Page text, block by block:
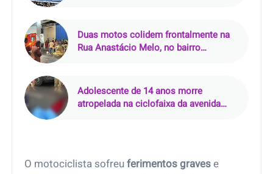
Duas motos colidem frontalmente na
Rua Anastácio Melo, no bairro
Adolescente de 14 anos morre
atropelada na ciclofaixa da avenida
O motociclista sofreuferimentos graves e